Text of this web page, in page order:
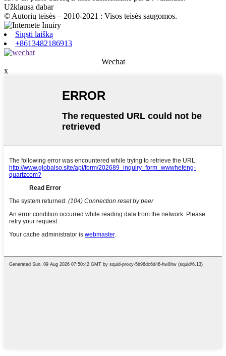
Užklausa dabar
© Autorių teisės – 2010-2021 : Visos teisės saugomos.
Siųsti laišką
+8613482186913
Wechat
x